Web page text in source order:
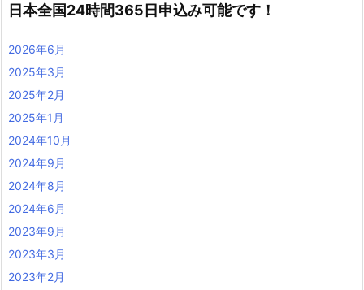
日本全国24時間365日申込み可能です！
2026年6月
2025年3月
2025年2月
2025年1月
2024年10月
2024年9月
2024年8月
2024年6月
2023年9月
2023年3月
2023年2月